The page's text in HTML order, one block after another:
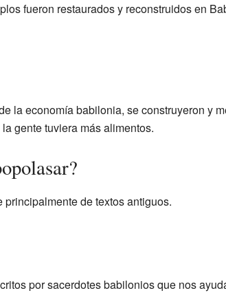
fueron restaurados y reconstruidos en
la economía babilonia, se construyeron y
gente tuviera más alimentos.
de textos antiguos.
por sacerdotes babilonios que nos